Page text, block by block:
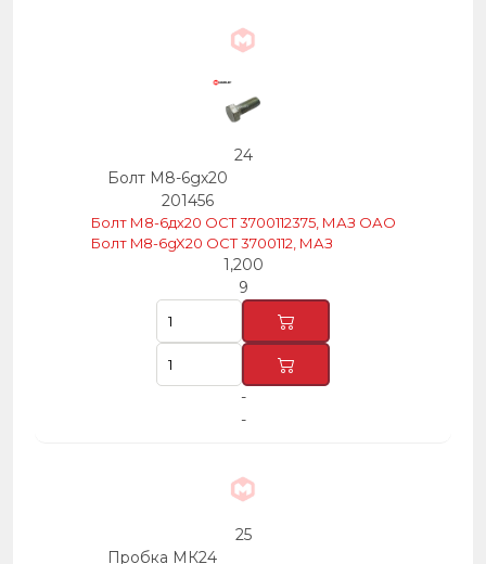
24
Болт М8-6gх20
201456
Болт М8-6дх20 ОСТ 3700112375, МАЗ ОАО
Болт M8-6gX20 OCT 3700112, МАЗ
1,200
9
-
-
25
Пробка МК24